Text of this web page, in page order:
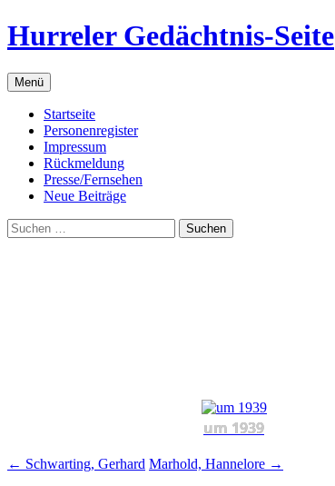
Zum
Inhalt
Hurreler Gedächtnis-Seite
Menü
Startseite
Personenregister
Impressum
Rückmeldung
Presse/Fernsehen
Neue Beiträge
Suchen
nach:
um 1939
Beitragsnavigation
← Schwarting, Gerhard Marhold, Hannelore →